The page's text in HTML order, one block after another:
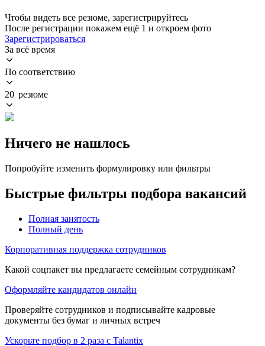
Чтобы видеть все резюме, зарегистрируйтесь
После регистрации покажем ещё 1 и откроем фото
Зарегистрироваться
За всё время
По соответствию
20 резюме
Ничего не нашлось
Попробуйте изменить формулировку или фильтры
Быстрые фильтры подбора вакансий
Полная занятость
Полный день
Корпоративная поддержка сотрудников
Какой соцпакет вы предлагаете семейным сотрудникам?
Оформляйте кандидатов онлайн
Проверяйте сотрудников и подписывайте кадровые
документы без бумаг и личных встреч
Ускорьте подбор в 2 раза с Talantix